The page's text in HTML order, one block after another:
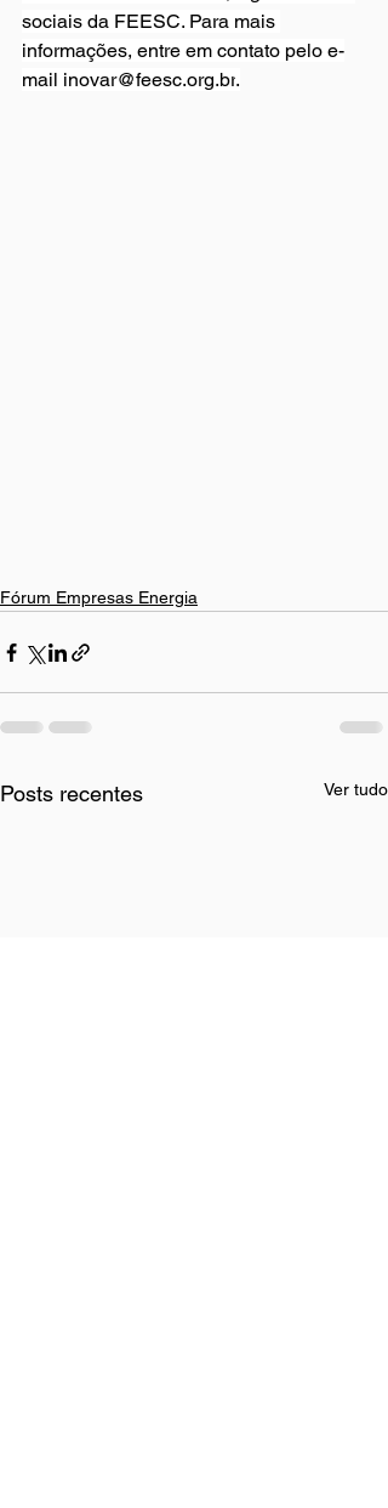
sociais da FEESC. Para mais
informações, entre em contato pelo e-
mail inovar@feesc.org.br.
Fórum Empresas Energia
Posts recentes Ver tudo